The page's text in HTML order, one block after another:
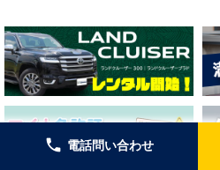
local_phone 電話問い合わせ